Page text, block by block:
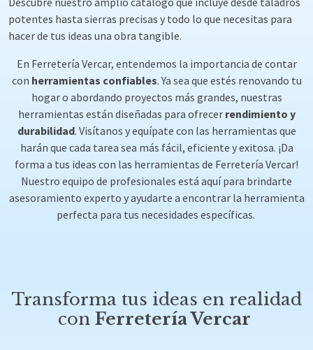
potentes hasta sierras precisas y todo lo que necesitas para
hacer de tus ideas una obra tangible.
En Ferretería Vercar, entendemos la importancia de contar
con herramientas confiables. Ya sea que estés renovando tu
hogar o abordando proyectos más grandes, nuestras
herramientas están diseñadas para ofrecer rendimiento y
durabilidad. Visítanos y equípate con las herramientas que
harán que cada tarea sea más fácil, eficiente y exitosa. ¡Da
forma a tus ideas con las herramientas de Ferretería Vercar!
Nuestro equipo de profesionales está aquí para brindarte
asesoramiento experto y ayudarte a encontrar la herramienta
perfecta para tus necesidades específicas.
Transforma tus ideas en realidad
con Ferretería Vercar